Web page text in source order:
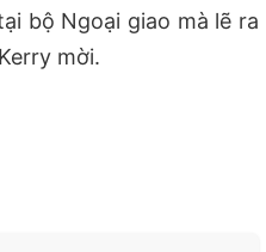
bộ Ngoại giao mà lẽ ra
mời.